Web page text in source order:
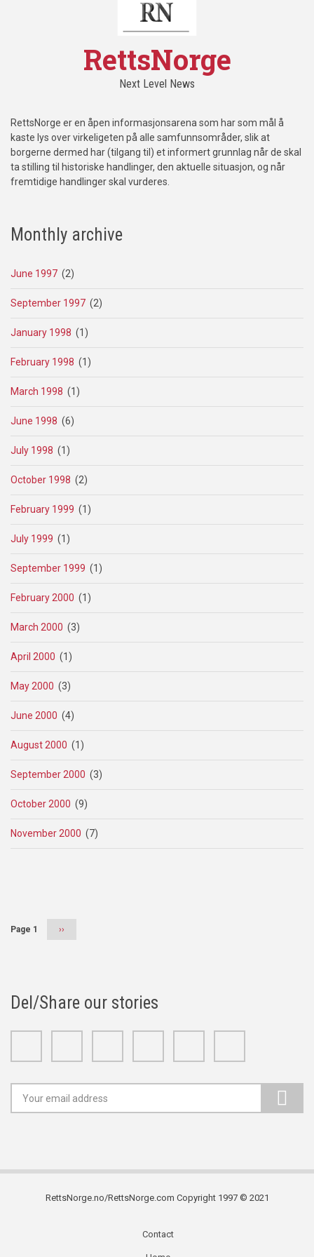
RettsNorge
Next Level News
RettsNorge er en åpen informasjonsarena som har som mål å
kaste lys over virkeligeten på alle samfunnsområder, slik at
borgerne dermed har (tilgang til) et informert grunnlag når de skal
ta stilling til historiske handlinger, den aktuelle situasjon, og når
fremtidige handlinger skal vurderes.
Monthly archive
June 1997 (2)
September 1997 (2)
January 1998 (1)
February 1998 (1)
March 1998 (1)
June 1998 (6)
July 1998 (1)
October 1998 (2)
February 1999 (1)
July 1999 (1)
September 1999 (1)
February 2000 (1)
March 2000 (3)
April 2000 (1)
May 2000 (3)
June 2000 (4)
August 2000 (1)
September 2000 (3)
October 2000 (9)
November 2000 (7)
Page 1
Next
››
Del/Share our stories
RettsNorge.no/RettsNorge.com Copyright 1997 © 2021
Contact